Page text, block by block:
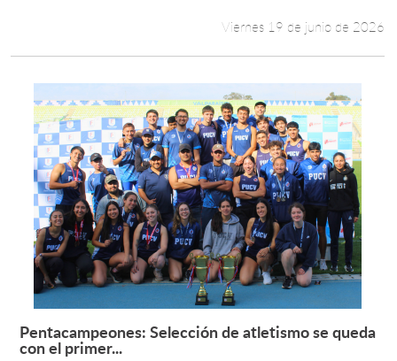
Viernes 19 de junio de 2026
Leer más +
Pentacampeones: Selección de atletismo se queda
con el primer...